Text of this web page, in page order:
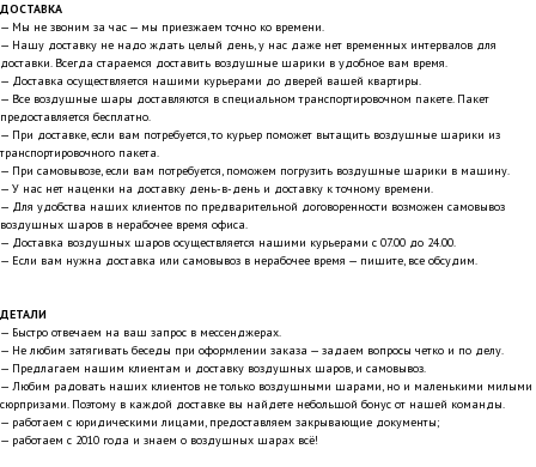
ДОСТАВКА
— Мы не звоним за час — мы приезжаем точно ко времени.
— Нашу доставку не надо ждать целый день, у нас даже нет временных интервалов для
доставки. Всегда стараемся доставить воздушные шарики в удобное вам время.
— Доставка осуществляется нашими курьерами до дверей вашей квартиры.
— Все воздушные шары доставляются в специальном транспортировочном пакете. Пакет
предоставляется бесплатно.
— При доставке, если вам потребуется, то курьер поможет вытащить воздушные шарики из
транспортировочного пакета.
— При самовывозе, если вам потребуется, поможем погрузить воздушные шарики в машину.
— У нас нет наценки на доставку день-в-день и доставку к точному времени.
— Для удобства наших клиентов по предварительной договоренности возможен самовывоз
воздушных шаров в нерабочее время офиса.
— Доставка воздушных шаров осуществляется нашими курьерами с 07.00 до 24.00.
— Если вам нужна доставка или самовывоз в нерабочее время — пишите, все обсудим.
ДЕТАЛИ
— Быстро отвечаем на ваш запрос в мессенджерах.
— Не любим затягивать беседы при оформлении заказа — задаем вопросы четко и по делу.
— Предлагаем нашим клиентам и доставку воздушных шаров, и самовывоз.
— Любим радовать наших клиентов не только воздушными шарами, но и маленькими милыми
сюрпризами. Поэтому в каждой доставке вы найдете небольшой бонус от нашей команды.
— работаем с юридическими лицами, предоставляем закрывающие документы;
— работаем с 2010 года и знаем о воздушных шарах всё!